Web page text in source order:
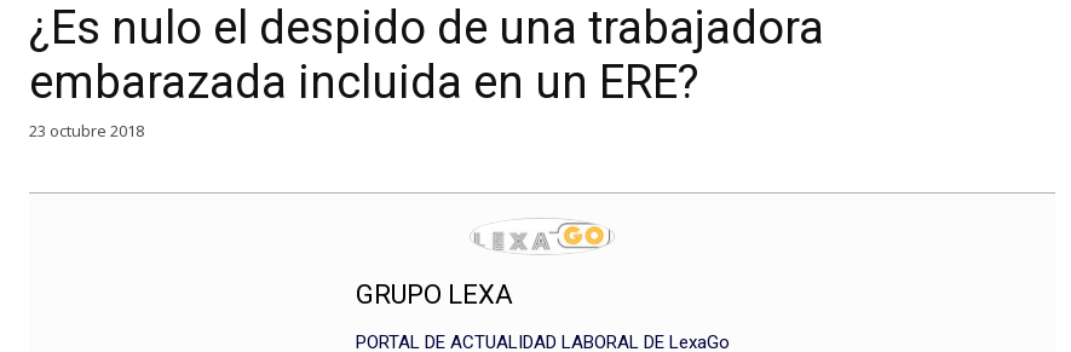
¿Es nulo el despido de una trabajadora
embarazada incluida en un ERE?
23 octubre 2018
GRUPO LEXA
PORTAL DE ACTUALIDAD LABORAL DE LexaGo